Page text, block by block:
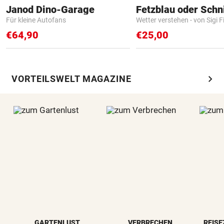
Janod Dino-Garage
Für kleine Autofans
€64,90
Fetzblau oder
Wetter verstehen - von Sigi
€25,00
VORTEILSWELT MAGAZINE chevron_right
GARTENLUST VERBRECHEN